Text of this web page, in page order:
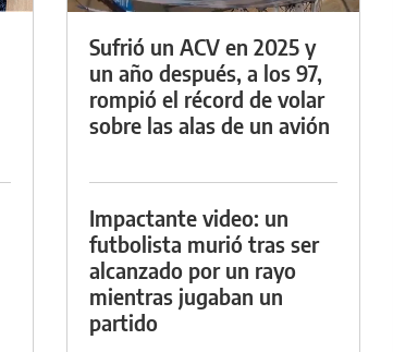
Sufrió un ACV en 2025 y
un año después, a los 97,
rompió el récord de volar
sobre las alas de un avión
Impactante video: un
futbolista murió tras ser
alcanzado por un rayo
mientras jugaban un
partido